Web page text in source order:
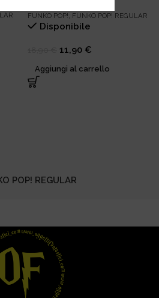
FUNKO POP!, FUNKO POP! REGULAR
Disponibile
11,90 €
Aggiungi al carrello
POP! REGULAR